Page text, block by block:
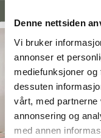
Denne nettsiden
Vi bruker
annonser et
mediefunksjoner
dessuten
vårt, med partnerne
annonsering og
med annen